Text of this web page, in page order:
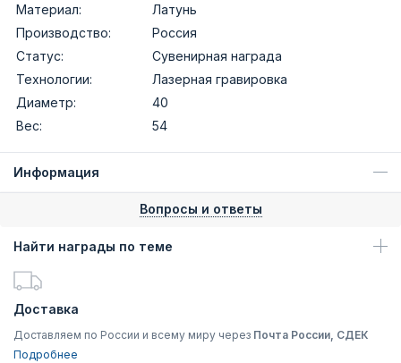
Материал:
Латунь
Производство:
Россия
Статус:
Сувенирная награда
Технологии:
Лазерная гравировка
Диаметр:
40
Вес:
54
Информация
Вопросы и ответы
Найти награды по теме
Доставка
Доставляем по России и всему миру через Почта России, СДЕК
Подробнее